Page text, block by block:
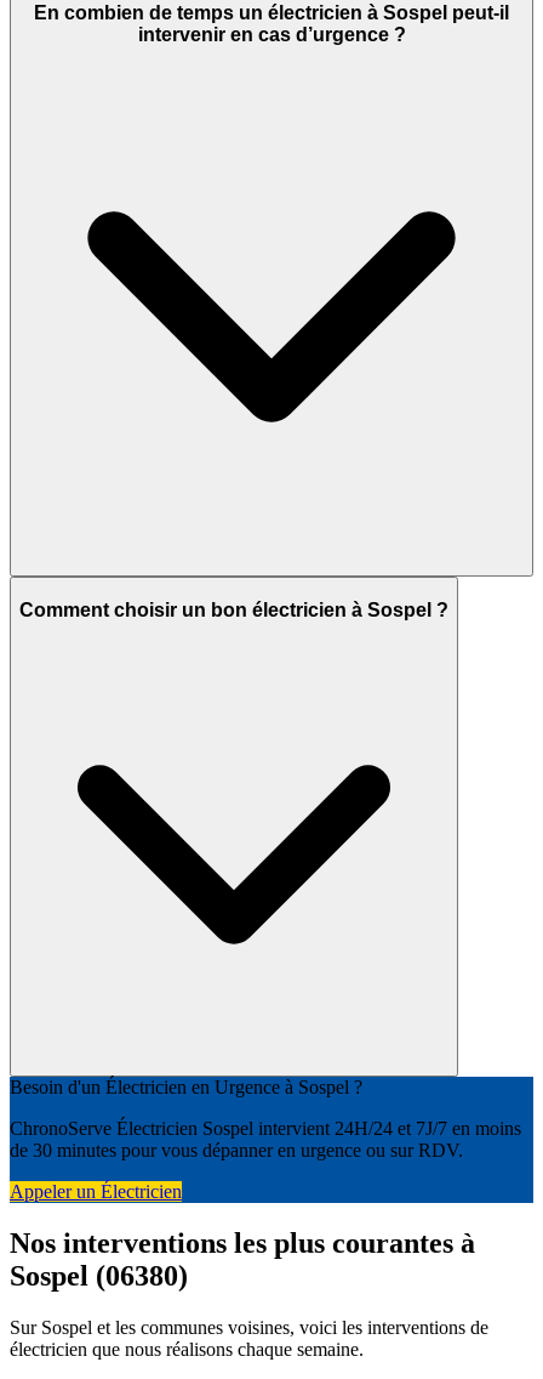
En combien de temps un électricien à Sospel peut-il
intervenir en cas d’urgence ?
Comment choisir un bon électricien à Sospel ?
Besoin d'un Électricien en Urgence à Sospel ?
ChronoServe Électricien Sospel intervient 24H/24 et 7J/7 en moins
de 30 minutes pour vous dépanner en urgence ou sur RDV.
Appeler un Électricien
Nos interventions les plus courantes à
Sospel (06380)
Sur Sospel et les communes voisines, voici les interventions de
électricien que nous réalisons chaque semaine.